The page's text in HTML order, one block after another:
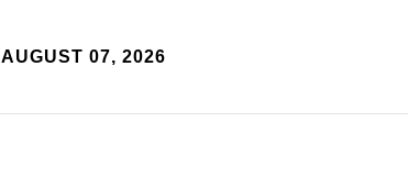
AUGUST 07, 2026